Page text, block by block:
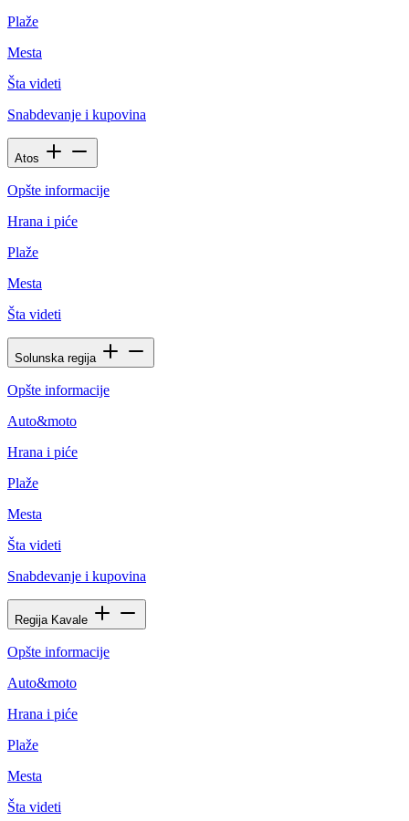
Plaže
Mesta
Šta videti
Snabdevanje i kupovina
Atos
Opšte informacije
Hrana i piće
Plaže
Mesta
Šta videti
Solunska regija
Opšte informacije
Auto&moto
Hrana i piće
Plaže
Mesta
Šta videti
Snabdevanje i kupovina
Regija Kavale
Opšte informacije
Auto&moto
Hrana i piće
Plaže
Mesta
Šta videti